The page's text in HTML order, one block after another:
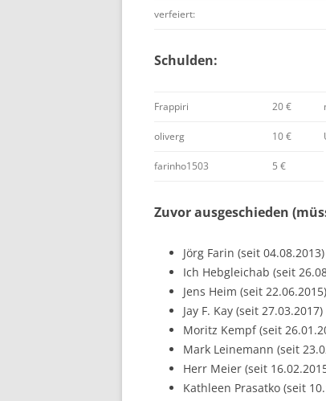
verfeiert:
Schulden:
Frappiri 20 €
oliverg 10 €
farinho1503 5 €
Zuvor ausgeschieden
Jörg Farin (seit 04.08.2013)
Ich Hebgleichab (seit
Jens Heim (seit 22.06.2015)
Jay F. Kay (seit 27.03.2017)
Moritz Kempf (seit
Mark Leinemann (seit
Herr Meier (seit
Kathleen Prasatko (seit